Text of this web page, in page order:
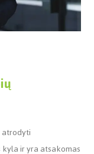
ir yra atsakomas